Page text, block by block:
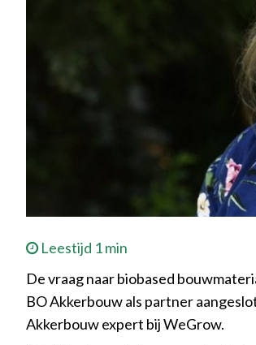
Leestijd 1 min
De vraag naar biobased
BO Akkerbouw als partner
Akkerbouw expert bij WeGrow.